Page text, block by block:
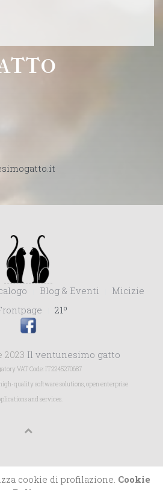
Blog & Eventi
Micizie
21º
Il ventunesimo gatto
VAT Code: IT2245270687
quality software solutions, open enterprise
and services.
cookie di profilazione. Cookie